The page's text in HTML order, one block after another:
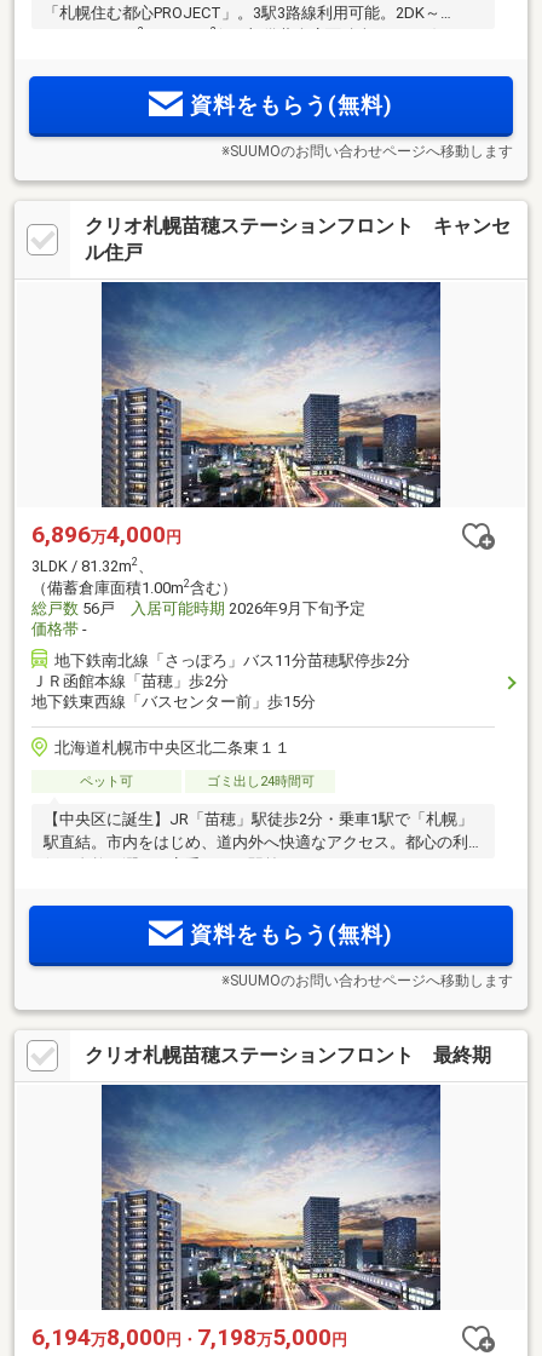
「札幌住む都心PROJECT」。3駅3路線利用可能。2DK～
2 2 (※一部備蓄倉庫面積含む/CORE)、
多彩なプランバリエーション。
資料をもらう(無料)
※SUUMOのお問い合わせページへ移動します
クリオ札幌苗穂ステーションフロント キャンセ
ル住戸
6,896万4,000円
3LDK / 81.32m2
（備蓄倉庫面積1.00m2含む）
総戸数 56戸 入居可能時期 2026年9月下旬予定
価格帯 -
地下鉄南北線「さっぽろ」バス11分苗穂駅停歩2分
ＪＲ函館本線「苗穂」歩2分
地下鉄東西線「バスセンター前」歩15分
北海道札幌市中央区北二条東１１
ペット可 ゴミ出し24時間可
【中央区に誕生】JR「苗穂」駅徒歩2分・乗車1駅で「札幌」
駅直結。市内をはじめ、道内外へ快適なアクセス。都心の利
資料をもらう(無料)
※SUUMOのお問い合わせページへ移動します
クリオ札幌苗穂ステーションフロント 最終期
6,194万8,000 円・ 7,198万5,000 円